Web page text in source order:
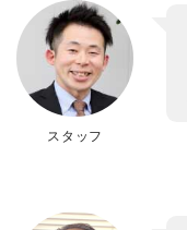
スタッフ